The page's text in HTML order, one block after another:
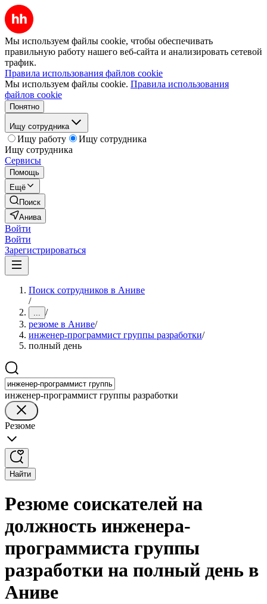
Мы используем файлы cookie, чтобы обеспечивать
правильную работу нашего веб-сайта и анализировать сетевой
трафик.
Правила использования файлов cookie
Мы используем файлы cookie. Правила использования
файлов cookie
Понятно
Ищу сотрудника
Ищу работу
Ищу сотрудника
Ищу сотрудника
Сервисы
Помощь
Ещё
Поиск
Анива
Войти
Войти
Зарегистрироваться
Поиск сотрудников в Аниве
/
... /
резюме в Аниве/
инженер-программист группы разработки/
полный день
инженер-программист группы разработки
Резюме
Найти
Резюме соискателей на
должность инженера-
программиста группы
разработки на полный день в
Аниве